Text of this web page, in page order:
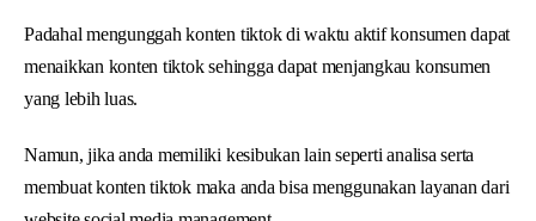
Padahal mengunggah konten tiktok di waktu aktif konsumen dapat
menaikkan konten tiktok sehingga dapat menjangkau konsumen
yang lebih luas.
Namun, jika anda memiliki kesibukan lain seperti analisa serta
membuat konten tiktok maka anda bisa menggunakan layanan dari